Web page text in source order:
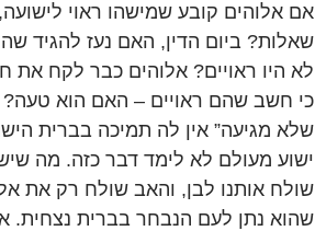
אם אלוהים קובע שמישהו ראוי
שאלות? ביום הדין, האם נעז להגיד
לא היו ראויים? אלוהים כבר לקח את
כי חשב שהם ראויים – האם הוא טעה?
שלא מגיעה” אין לה תמיכה בברית
ישוע מעולם לא לימד דבר כזה. מה
שולח אותנו לבן, והאב שולח רק את
שהוא נתן לעם הנבחר בברית נצחית.